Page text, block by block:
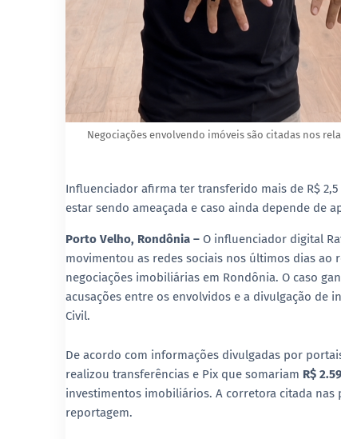
Negociações envolvendo imóveis são citadas nos
Influenciador afirma ter transferido mais de R$
estar sendo ameaçada e caso ainda depende de
Porto Velho, Rondônia – O influenciador digital
movimentou as redes sociais nos últimos dias
negociações imobiliárias em Rondônia. O caso
acusações entre os envolvidos e a divulgação
Civil.
De acordo com informações divulgadas por
realizou transferências e Pix que somariam R$
investimentos imobiliários. A corretora citada
reportagem.